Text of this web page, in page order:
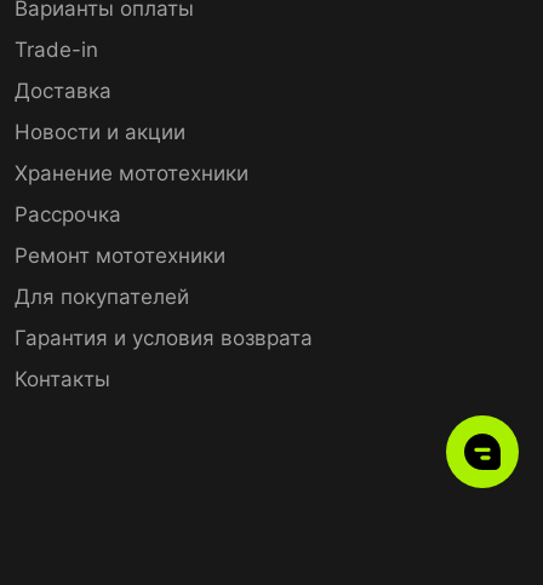
Варианты оплаты
Trade-in
Доставка
Новости и акции
Хранение мототехники
Рассрочка
Ремонт мототехники
Для покупателей
Гарантия и условия возврата
Контакты